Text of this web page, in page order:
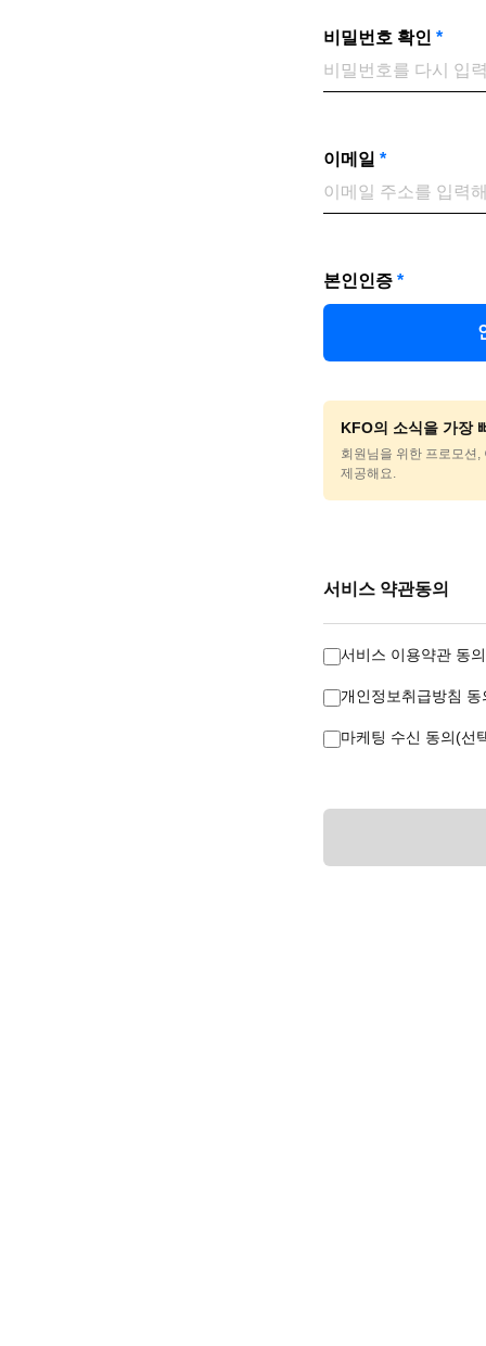
비밀번호 확인 *
이메일 *
본인인증 *
KFO의 소식을 가장
회원님을 위한 프로모션
제공해요.
서비스 약관동의
서비스 이용약관 동
개인정보취급방침
마케팅 수신 동의(선